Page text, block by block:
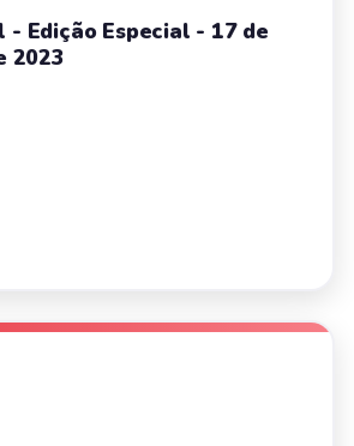
Edição Especial - 17 de
2023